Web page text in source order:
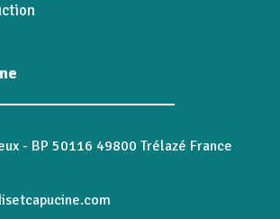
- BP 50116 49800 Trélazé France